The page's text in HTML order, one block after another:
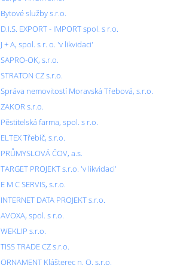
Bytové služby s.r.o.
D.I.S. EXPORT - IMPORT spol. s r.o.
J + A, spol. s r. o. 'v likvidaci'
SAPRO-OK, s.r.o.
STRATON CZ s.r.o.
Správa nemovitostí Moravská Třebová, s.r.o.
ZAKOR s.r.o.
Pěstitelská farma, spol. s r.o.
ELTEX Třebíč, s.r.o.
PRŮMYSLOVÁ ČOV, a.s.
TARGET PROJEKT s.r.o. 'v likvidaci'
E M C SERVIS, s.r.o.
INTERNET DATA PROJEKT s.r.o.
AVOXA, spol. s r.o.
WEKLIP s.r.o.
TISS TRADE CZ s.r.o.
ORNAMENT Klášterec n. O. s.r.o.